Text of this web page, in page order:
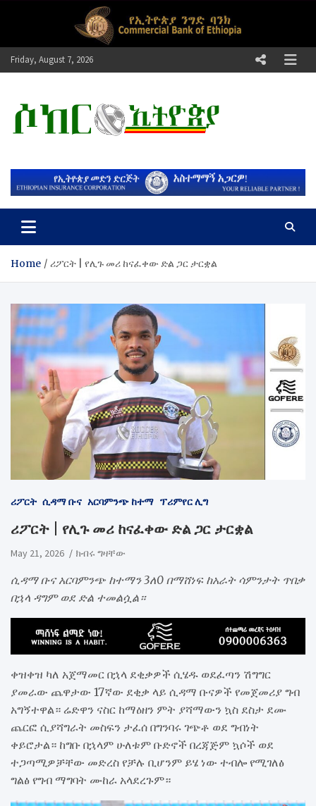
Friday, August 7, 2026
ሶከር ኢትዮጵያ
Home ሪፖርት | የሊጉ መሪ ከናፈቀው ድል ጋር ታርቋል
ሪፖርት ሲዳማ ቡና አርባምንጭ ከተማ ፕሪምየር ሊግ
ሪፖርት | የሊጉ መሪ ከናፈቀው ድል ጋር ታርቋል
May 21, 2026 ክብሩ ግዛቸው
ሲዳማ ቡና አርባምንጭ ከተማን 3ለ0 በማሸነፍ ከአራት ሳምንታት ጥበቃ
በኋላ ዳግም ወደ ድል ተመልሷል።
ቀዝቀዝ ካለ አጀማመር በኋላ ደቂቃዎች ሲሄዱ ወደፈጣን ሽግግር
ያመራው ጨዋታው 17ኛው ደቂቃ ላይ ሲዳማ ቡናዎች የመጀመሪያ ግብ
አግኝተዋል። ሬድዋን ናስር ከማዕዘን ምት ያሻማውን ኳስ ደስታ ደሙ
ጨርፎ ሲያሻግራት መስፍን ታፈሰ በግንባሩ ገጭቶ ወደ ግብነት
ቀይሮታል። ከግቡ በኋላም ሁለቱም ቡድኖች በረጃጅም ኳሶች ወደ
ተጋጣሚዎቻቸው መድረስ የቻሉ ቢሆንም ይሄ ነው ተብሎ የሚገለፅ
ግልፅ የግብ ማግባት ሙከራ አላደረጉም።